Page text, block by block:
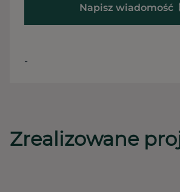
Napisz wiadomość
-
Zrealizowane